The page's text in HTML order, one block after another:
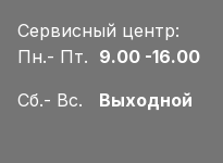
Сервисный центр:
Пн.- Пт. 9.00 -16.00
Сб.- Вс. Выходной